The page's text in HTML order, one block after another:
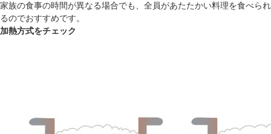
家族の食事の時間が異なる場合でも、全員があたたかい料理を食べられ
るのでおすすめです。
加熱方式をチェック